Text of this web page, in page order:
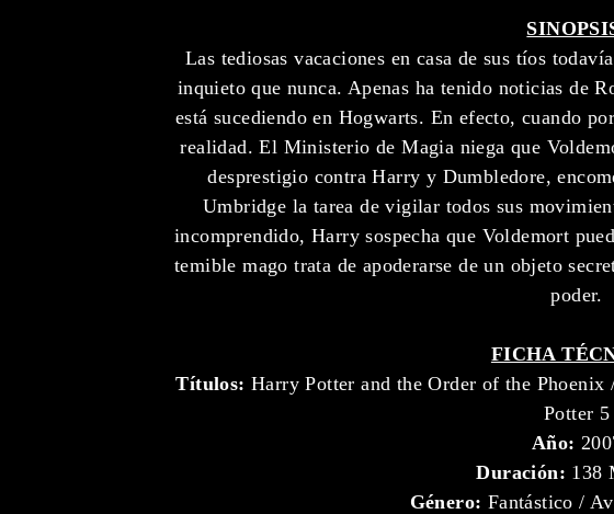
Las tediosas vacaciones en casa de sus tíos
inquieto que nunca. Apenas ha tenido noticias de
está sucediendo en Hogwarts. En efecto, cuando
realidad. El Ministerio de Magia niega que
desprestigio contra Harry y Dumbledore,
Umbridge la tarea de vigilar todos sus
incomprendido, Harry sospecha que Voldemort
temible mago trata de apoderarse de un objeto
poder.
FICHA
Títulos: Harry Potter and the Order of the
Potter 5
Año:
Duración: 138
Género: Fantástico /